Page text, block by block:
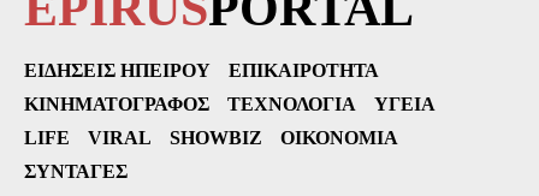
ΕΙΔΉΣΕΙΣ ΗΠΕΊΡΟΥ
ΕΠΙΚΑΙΡΌΤΗΤΑ
ΚΙΝΗΜΑΤΟΓΡΆΦΟΣ
ΤΕΧΝΟΛΟΓΊΑ
ΥΓΕΊΑ
LIFE
VIRAL SHOWBIZ
ΟΙΚΟΝΟΜΊΑ
ΣΥΝΤΑΓΈΣ